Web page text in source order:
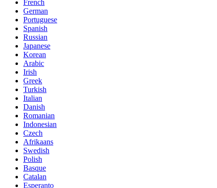
French
German
Portuguese
Spanish
Russian
Japanese
Korean
Arabic
Irish
Greek
Turkish
Italian
Danish
Romanian
Indonesian
Czech
Afrikaans
Swedish
Polish
Basque
Catalan
Esperanto